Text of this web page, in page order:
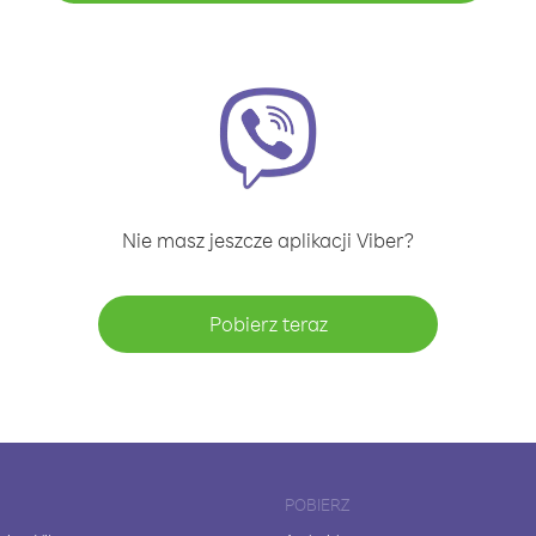
Nie masz jeszcze aplikacji Viber?
Pobierz teraz
POBIERZ